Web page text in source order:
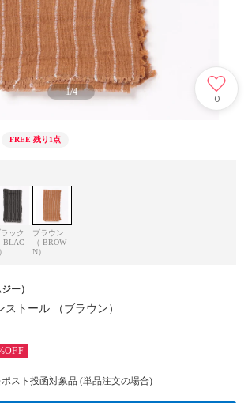
1/4
0
FREE 残り1点
ック
-BLAC
ブラウン
（-BROW
N）
ー）
トール （ブラウン）
ポスト投函対象品 (単品注文の場合)